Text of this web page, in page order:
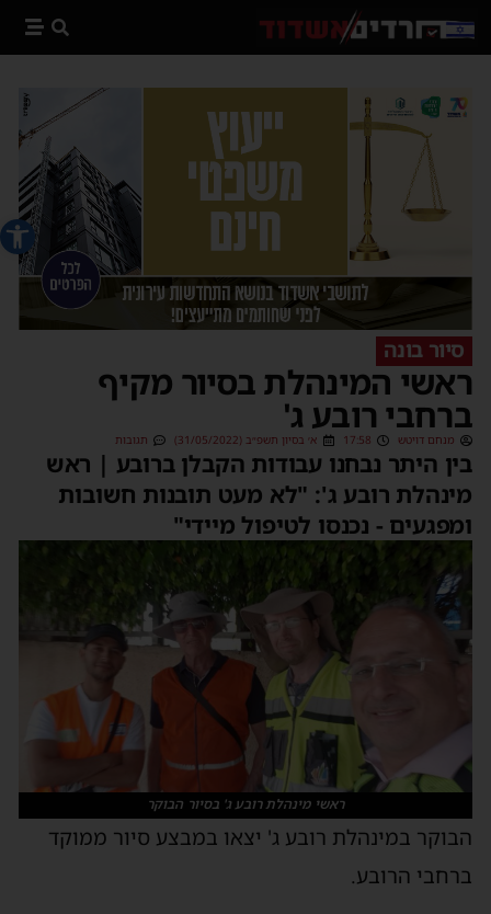
פתח
סיור בונה
ראשי המינהלת בסיור מקיף
ברחבי רובע ג'
מנחם דויטש 17:58 א׳ בסיון תשפ״ב (31/05/2022) תגובות
בין היתר נבחנו עבודות הקבלן ברובע | ראש
מינהלת רובע ג': "לא מעט תובנות חשובות
ומפגעים - נכנסו לטיפול מיידי"
ראשי מינהלת רובע ג' בסיור הבוקר
הבוקר במינהלת רובע ג' יצאו במבצע סיור ממוקד
ברחבי הרובע.